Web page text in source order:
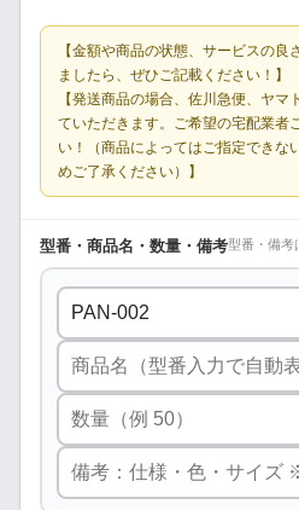
【金額や商品の状態、サービスの
ましたら、ぜひご記載ください！】
【発送商品の場合、佐川急便、ヤ
ていただきます。ご希望の宅配業者
い！（商品によってはご指定できな
めご了承ください）】
型番・商品名・数量・備考型番・備考